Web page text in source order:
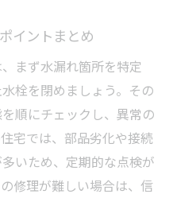
イントまとめ
まず水漏れ箇所を特定
栓を閉めましょう。その
順にチェックし、異常の
宅では、部品劣化や接続
いため、定期的な点検が
修理が難しい場合は、信